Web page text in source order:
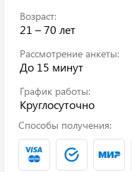
Возраст:
21 – 70 лет
Рассмотрение анкеты:
До 15 минут
График работы:
Круглосуточно
Способы получения: